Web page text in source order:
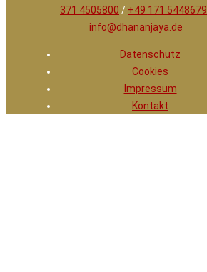
371 4505800 / +49 171 5448679
info@dhananjaya.de
Datenschutz
Cookies
Impressum
Kontakt